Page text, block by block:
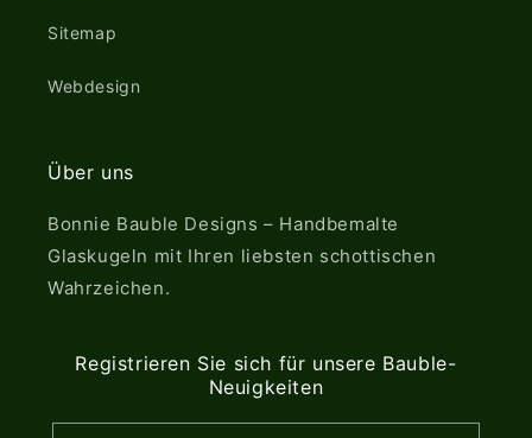
Sitemap
Webdesign
Über uns
Bonnie Bauble Designs – Handbemalte
Glaskugeln mit Ihren liebsten schottischen
Wahrzeichen.
Registrieren Sie sich für unsere Bauble-
Neuigkeiten